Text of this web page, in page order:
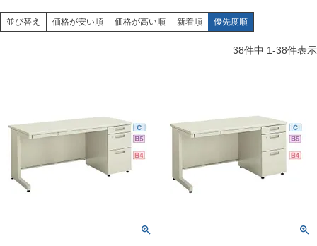
並び替え 価格が安い順 価格が高い順 新着順 優先度順
38件中 1-38件表示